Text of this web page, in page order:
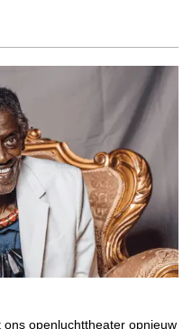
openluchttheater opnieuw